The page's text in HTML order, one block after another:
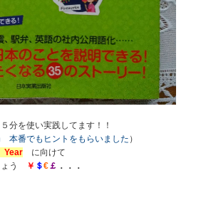
分を使い実践してます！！
本番でもヒントをもらいました ）
Year
に向けて
ょう ￥ ＄€￡ ．．．